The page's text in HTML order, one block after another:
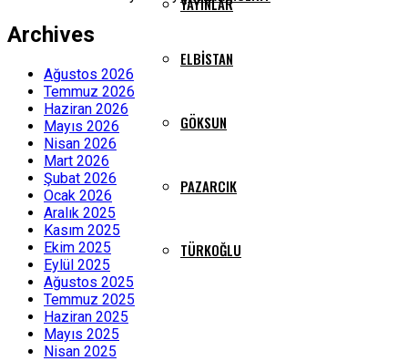
ELBISTAN
GÖKSUN
PAZARCIK
TÜRKOĞLU
Archives
Ağustos 2026
Temmuz 2026
Haziran 2026
Mayıs 2026
Nisan 2026
Mart 2026
Şubat 2026
Ocak 2026
Aralık 2025
Kasım 2025
Ekim 2025
Eylül 2025
Ağustos 2025
Temmuz 2025
Haziran 2025
Mayıs 2025
Nisan 2025